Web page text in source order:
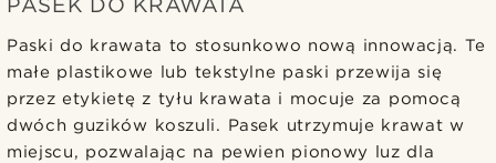
Paski do krawata to stosunkowo nową innowacją. Te
małe plastikowe lub tekstylne paski przewija się
przez etykietę z tyłu krawata i mocuje za pomocą
dwóch guzików koszuli. Pasek utrzymuje krawat w
miejscu, pozwalając na pewien pionowy luz dla